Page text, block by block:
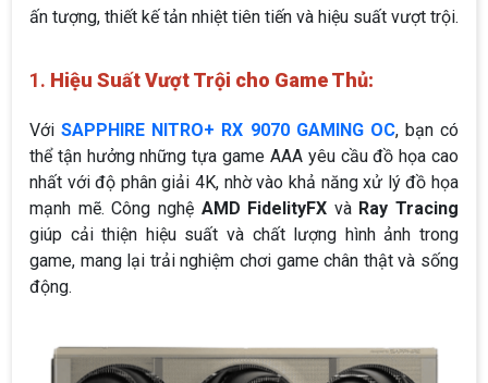
ấn tượng, thiết kế tản nhiệt tiên tiến và hiệu suất vượt trội.
1. Hiệu Suất Vượt Trội cho Game Thủ:
Với SAPPHIRE NITRO+ RX 9070 GAMING OC, bạn có
thể tận hưởng những tựa game AAA yêu cầu đồ họa cao
nhất với độ phân giải 4K, nhờ vào khả năng xử lý đồ họa
mạnh mẽ. Công nghệ AMD FidelityFX và Ray Tracing
giúp cải thiện hiệu suất và chất lượng hình ảnh trong
game, mang lại trải nghiệm chơi game chân thật và sống
động.